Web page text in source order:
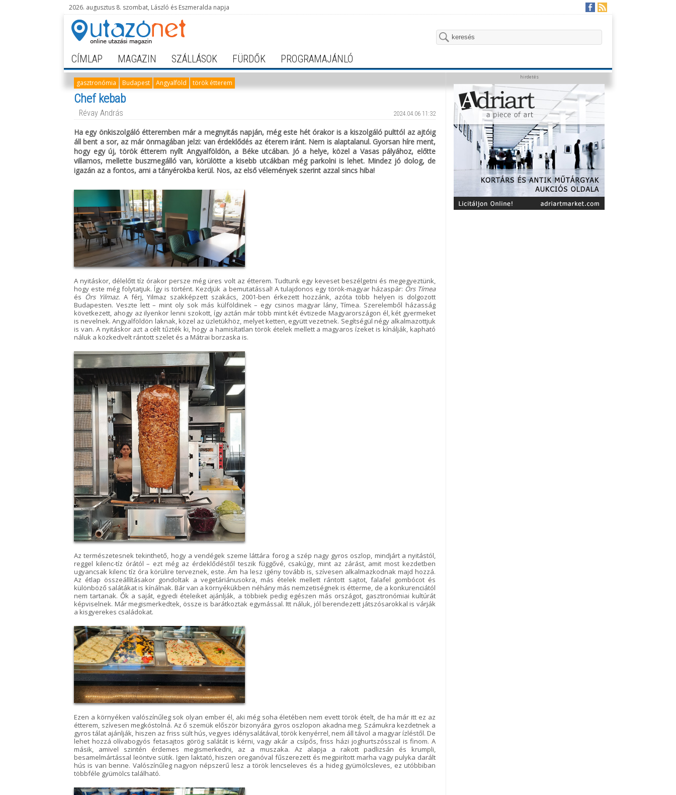
2026. augusztus 8. szombat, László és Eszmeralda napja
CÍMLAP MAGAZIN SZÁLLÁSOK FÜRDŐK PROGRAMAJÁNLÓ
gasztronómia Budapest Angyalföld török étterem
Chef kebab
Révay András 2024.04.06 11:32
Ha egy önkiszolgáló étteremben már a megnyitás napján, még este hét órakor is a kiszolgáló pulttól az ajtóig
áll bent a sor, az már önmagában jelzi: van érdeklődés az éterem iránt. Nem is alaptalanul. Gyorsan híre ment,
hogy egy új, török étterem nyílt Angyalföldön, a Béke utcában. Jó a helye, közel a Vasas pályához, előtte
villamos, mellette buszmegálló van, körülötte a kisebb utcákban még parkolni is lehet. Mindez jó dolog, de
igazán az a fontos, ami a tányérokba kerül. Nos, az első vélemények szerint azzal sincs hiba!
A nyitáskor, délelőtt tíz órakor persze még üres volt az étterem. Tudtunk egy keveset beszélgetni és megegyeztünk,
hogy este még folytatjuk. Így is történt. Kezdjük a bemutatással! A tulajdonos egy török-magyar házaspár: Örs Tímea
és Örs Yilmaz. A férj, Yilmaz szakképzett szakács, 2001-ben érkezett hozzánk, azóta több helyen is dolgozott
Budapesten. Veszte lett – mint oly sok más külföldinek – egy csinos magyar lány, Tímea. Szerelemből házasság
következett, ahogy az ilyenkor lenni szokott, így aztán már több mint két évtizede Magyarországon él, két gyermeket
is nevelnek. Angyalföldön laknak, közel az üzletükhöz, melyet ketten, együtt vezetnek. Segítségül négy alkalmazottjuk
is van. A nyitáskor azt a célt tűzték ki, hogy a hamisítatlan török ételek mellett a magyaros ízeket is kínálják, kapható
náluk a közkedvelt rántott szelet és a Mátrai borzaska is.
Az természetesnek tekinthető, hogy a vendégek szeme láttára forog a szép nagy gyros oszlop, mindjárt a nyitástól,
reggel kilenc-tíz órától – ezt még az érdeklődéstől teszik függővé, csakúgy, mint az zárást, amit most kezdetben
ugyancsak kilenc tíz óra körülire terveznek, este. Ám ha lesz igény tovább is, szívesen alkalmazkodnak majd hozzá.
Az étlap összeállításakor gondoltak a vegetáriánusokra, más ételek mellett rántott sajtot, falafel gombócot és
különböző salátákat is kínálnak. Bár van a környékükben néhány más nemzetiségnek is étterme, de a konkurenciától
nem tartanak. Ők a saját, egyedi ételeiket ajánlják, a többiek pedig egészen más országot, gasztronómiai kultúrát
képviselnek. Már megismerkedtek, össze is barátkoztak egymással. Itt náluk, jól berendezett játszósarokkal is várják
a kisgyerekes családokat.
Ezen a környéken valószínűleg sok olyan ember él, aki még soha életében nem evett török ételt, de ha már itt ez az
étterem, szívesen megkóstolná. Az ő szemük először bizonyára gyros oszlopon akadna meg. Számukra kezdetnek a
gyros tálat ajánlják, hiszen az friss sült hús, vegyes idénysalátával, török kenyérrel, nem áll távol a magyar ízléstől. De
lehet hozzá olívabogyós fetasajtos görög salátát is kérni, vagy akár a csípős, friss házi joghurtszósszal is finom. A
másik, amivel szintén érdemes megismerkedni, az a muszaka. Az alapja a rakott padlizsán és krumpli,
besamelmártással leöntve sütik. Igen laktató, hiszen oreganóval fűszerezett és megpirított marha vagy pulyka darált
hús is van benne. Valószínűleg nagyon népszerű lesz a török lencseleves és a hideg gyümölcsleves, ez utóbbiban
többféle gyümölcs található.
hirdetés